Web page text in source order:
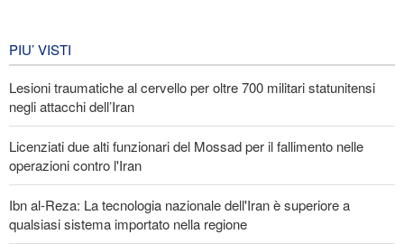
EVENTI
PIU’ VISTI
Lesioni traumatiche al cervello per oltre 700 militari statunitensi
negli attacchi dell’Iran
Licenziati due alti funzionari del Mossad per il fallimento nelle
operazioni contro l'Iran
Ibn al-Reza: La tecnologia nazionale dell'Iran è superiore a
qualsiasi sistema importato nella regione